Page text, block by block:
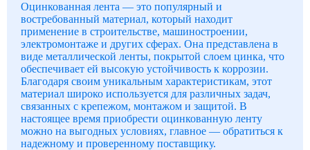
Оцинкованная лента — это популярный и
востребованный материал, который находит
применение в строительстве, машиностроении,
электромонтаже и других сферах. Она представлена в
виде металлической ленты, покрытой слоем цинка, что
обеспечивает ей высокую устойчивость к коррозии.
Благодаря своим уникальным характеристикам, этот
материал широко используется для различных задач,
связанных с крепежом, монтажом и защитой. В
настоящее время приобрести оцинкованную ленту
можно на выгодных условиях, главное — обратиться к
надежному и проверенному поставщику.